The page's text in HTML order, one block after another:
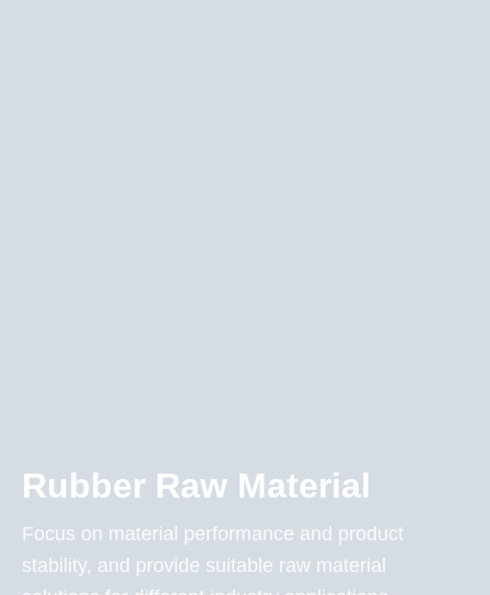
Rubber Raw Material
Focus on material performance and product
stability, and provide suitable raw material